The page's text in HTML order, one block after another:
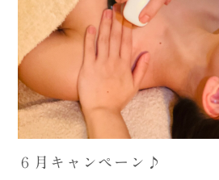
６月キャンペーン♪